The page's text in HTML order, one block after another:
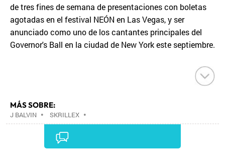
de tres fines de semana de presentaciones con boletas
agotadas en el festival NEÓN en Las Vegas, y ser
anunciado como uno de los cantantes principales del
Governor's Ball en la ciudad de New York este septiembre.
MÁS SOBRE:
J BALVIN • SKRILLEX •